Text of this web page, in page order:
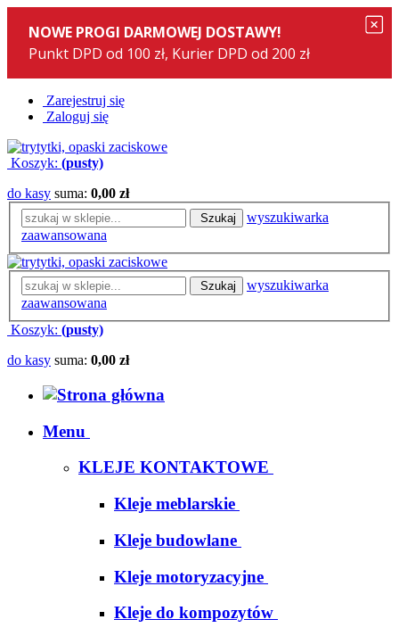
Zarejestruj się
Zaloguj się
Koszyk: (pusty)
do kasy suma: 0,00 zł
Szukaj
wyszukiwarka
zaawansowana
Szukaj
wyszukiwarka
zaawansowana
Koszyk: (pusty)
do kasy suma: 0,00 zł
Menu
KLEJE KONTAKTOWE
Kleje meblarskie
Kleje budowlane
Kleje motoryzacyjne
Kleje do kompozytów